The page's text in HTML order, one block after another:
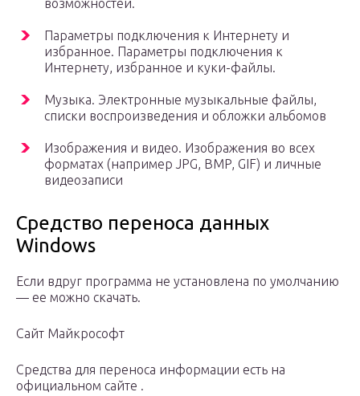
возможностей.
Параметры подключения к Интернету и
избранное. Параметры подключения к
Интернету, избранное и куки-файлы.
Музыка. Электронные музыкальные файлы,
списки воспроизведения и обложки альбомов
Изображения и видео. Изображения во всех
форматах (например JPG, BMP, GIF) и личные
видеозаписи
Средство переноса данных
Windows
Если вдруг программа не установлена по умолчанию
— ее можно скачать.
Сайт Майкрософт
Средства для переноса информации есть на
официальном сайте .